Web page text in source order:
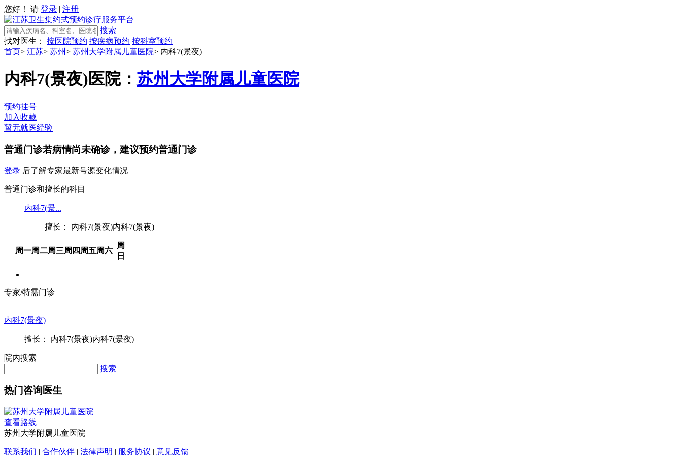
您好！ 请 登录 | 注册
搜索
找对医生：
按医院预约 按疾病预约 按科室预约
首页> 江苏> 苏州> 苏州大学附属儿童医院> 内科7(景夜)
内科7(景夜)医院： 苏州大学附属儿童医院
预约挂号
加入收藏
暂无就医经验
普通门诊若病情尚未确诊，建议预约普通门诊
登录 后了解专家最新号源变化情况
普通门诊和擅长的科目
内科7(景...
擅长： 内科7(景夜)内科7(景夜)
周一周二周三周四 周五周六
周
日
专家/特需门诊
内科7(景夜)
擅长： 内科7(景夜)内科7(景夜)
院内搜索
搜索
热门咨询医生
查看路线
苏州大学附属儿童医院
联系我们 | 合作伙伴 | 法律声明 | 服务协议 | 意见反馈